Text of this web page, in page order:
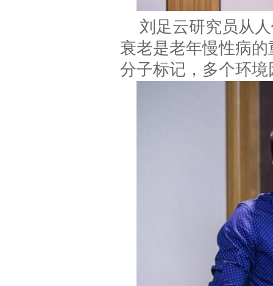
刘足云研究员从
衰老是老年慢性病
分子标记，多个环